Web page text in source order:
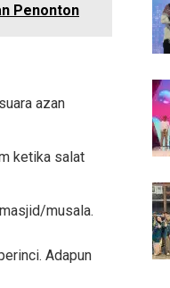
Penonton
azan
ketika salat
musala.
Adapun